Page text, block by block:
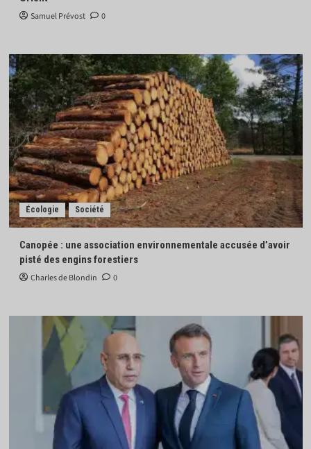
Samuel Prévost 0
Écologie Société
Canopée : une association environnementale accusée d’avoir
pisté des engins forestiers
Charles de Blondin 0